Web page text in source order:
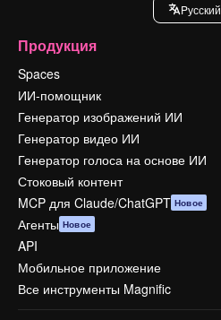
Pусский
Продукция
Spaces
ИИ-помощник
Генератор изображений ИИ
Генератор видео ИИ
Генератор голоса на основе ИИ
Стоковый контент
MCP для Claude/ChatGPT Новое
Агенты Новое
API
Мобильное приложение
Все инструменты Magnific